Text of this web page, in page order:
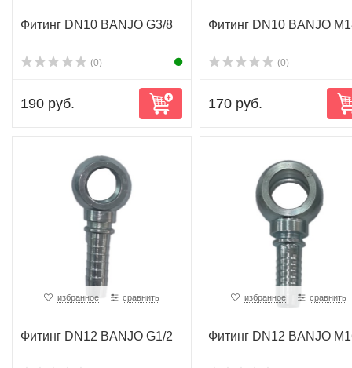
Фитинг DN10 BANJO G3/8
(0)
190 руб.
Фитинг DN10 BANJO
(0)
170 руб.
избранное сравнить
Фитинг DN12 BANJO G1/2
избранное сравнить
Фитинг DN12 BANJO